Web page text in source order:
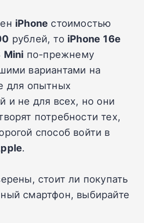
iPhone стоимостью
рублей, то iPhone 16e
Mini по-прежнему
вариантами на
для опытных
и не для всех, но они
потребности тех,
способ войти в
.
стоит ли покупать
смартфон, выбирайте